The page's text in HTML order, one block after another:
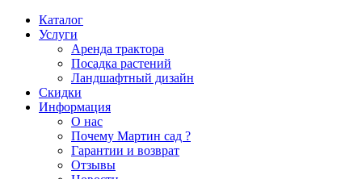
Каталог
Услуги
Аренда трактора
Посадка растений
Ландшафтный дизайн
Скидки
Информация
О нас
Почему Мартин сад ?
Гарантии и возврат
Отзывы